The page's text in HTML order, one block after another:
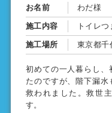
お名前 わだ様
施工内容 トイレつ
施工場所 東京都千
初めての一人暮らし
たのですが、階下漏
救われました。救世
す。